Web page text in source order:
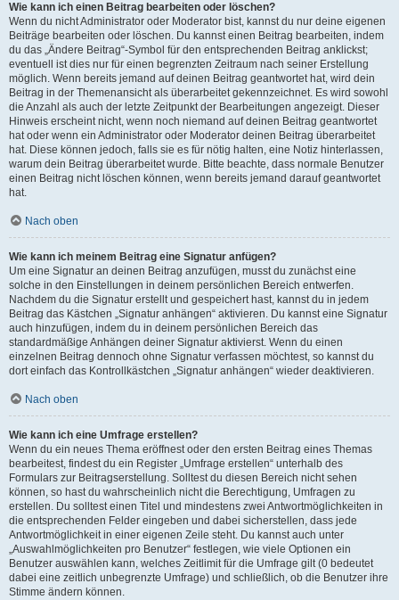
Wie kann ich einen Beitrag bearbeiten oder löschen?
Wenn du nicht Administrator oder Moderator bist, kannst du nur deine eigenen
Beiträge bearbeiten oder löschen. Du kannst einen Beitrag bearbeiten, indem
du das „Ändere Beitrag“-Symbol für den entsprechenden Beitrag anklickst;
eventuell ist dies nur für einen begrenzten Zeitraum nach seiner Erstellung
möglich. Wenn bereits jemand auf deinen Beitrag geantwortet hat, wird dein
Beitrag in der Themenansicht als überarbeitet gekennzeichnet. Es wird sowohl
die Anzahl als auch der letzte Zeitpunkt der Bearbeitungen angezeigt. Dieser
Hinweis erscheint nicht, wenn noch niemand auf deinen Beitrag geantwortet
hat oder wenn ein Administrator oder Moderator deinen Beitrag überarbeitet
hat. Diese können jedoch, falls sie es für nötig halten, eine Notiz hinterlassen,
warum dein Beitrag überarbeitet wurde. Bitte beachte, dass normale Benutzer
einen Beitrag nicht löschen können, wenn bereits jemand darauf geantwortet
hat.
Nach oben
Wie kann ich meinem Beitrag eine Signatur anfügen?
Um eine Signatur an deinen Beitrag anzufügen, musst du zunächst eine
solche in den Einstellungen in deinem persönlichen Bereich entwerfen.
Nachdem du die Signatur erstellt und gespeichert hast, kannst du in jedem
Beitrag das Kästchen „Signatur anhängen“ aktivieren. Du kannst eine Signatur
auch hinzufügen, indem du in deinem persönlichen Bereich das
standardmäßige Anhängen deiner Signatur aktivierst. Wenn du einen
einzelnen Beitrag dennoch ohne Signatur verfassen möchtest, so kannst du
dort einfach das Kontrollkästchen „Signatur anhängen“ wieder deaktivieren.
Nach oben
Wie kann ich eine Umfrage erstellen?
Wenn du ein neues Thema eröffnest oder den ersten Beitrag eines Themas
bearbeitest, findest du ein Register „Umfrage erstellen“ unterhalb des
Formulars zur Beitragserstellung. Solltest du diesen Bereich nicht sehen
können, so hast du wahrscheinlich nicht die Berechtigung, Umfragen zu
erstellen. Du solltest einen Titel und mindestens zwei Antwortmöglichkeiten in
die entsprechenden Felder eingeben und dabei sicherstellen, dass jede
Antwortmöglichkeit in einer eigenen Zeile steht. Du kannst auch unter
„Auswahlmöglichkeiten pro Benutzer“ festlegen, wie viele Optionen ein
Benutzer auswählen kann, welches Zeitlimit für die Umfrage gilt (0 bedeutet
dabei eine zeitlich unbegrenzte Umfrage) und schließlich, ob die Benutzer ihre
Stimme ändern können.